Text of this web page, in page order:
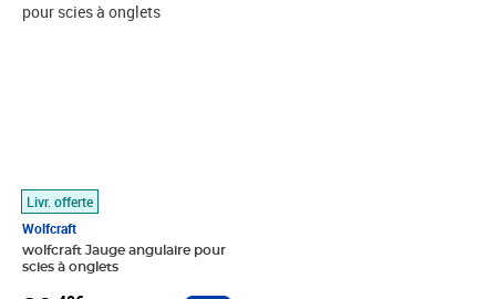
Livr. offerte
Wolfcraft
wolfcraft Jauge angulaire pour
scies à onglets